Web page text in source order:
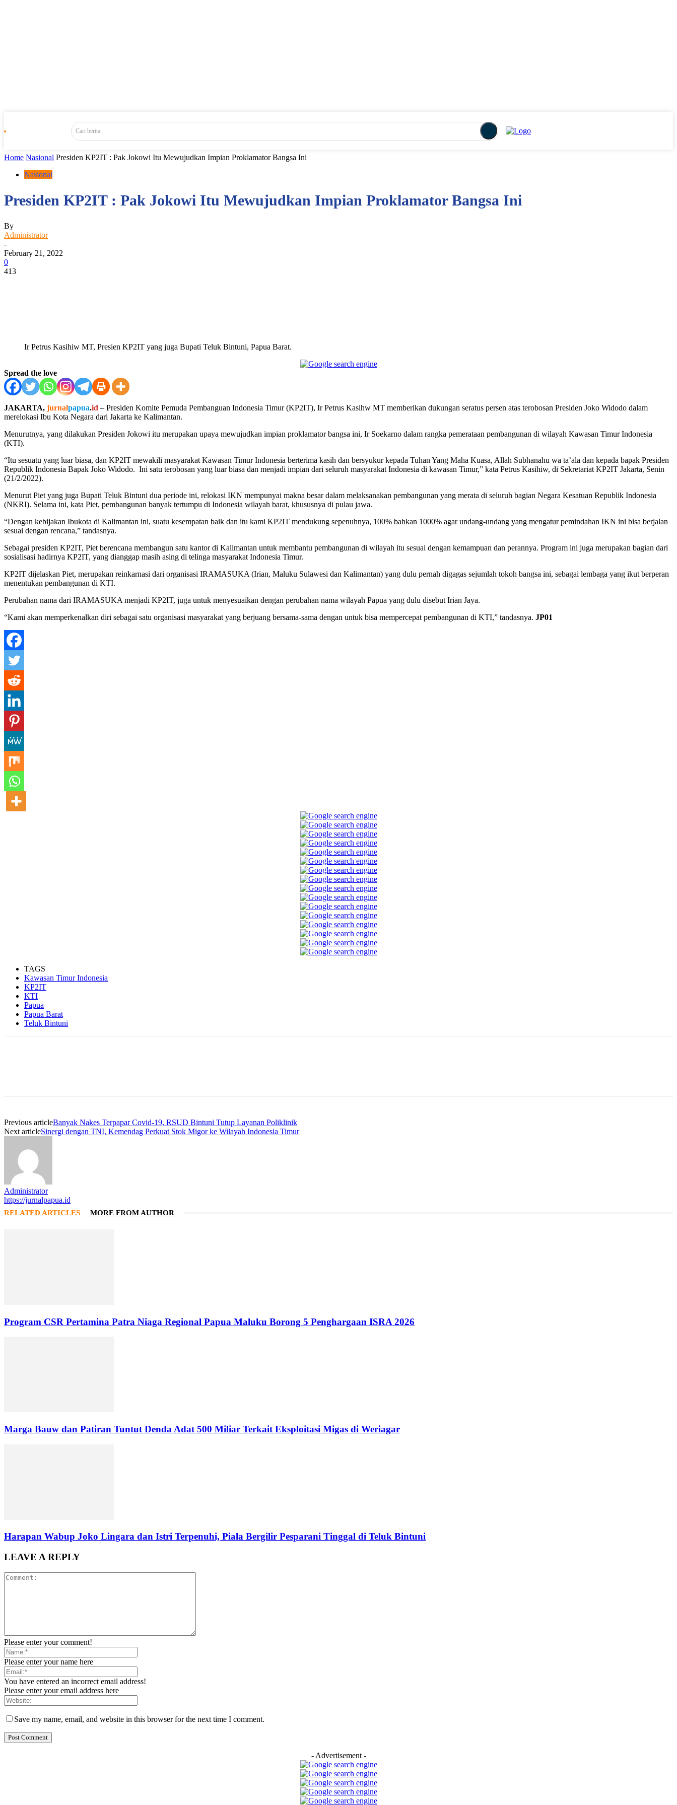
Cari berita
Home Nasional Presiden KP2IT : Pak Jokowi Itu Mewujudkan Impian Proklamator Bangsa Ini
Nasional
Presiden KP2IT : Pak Jokowi Itu Mewujudkan Impian Proklamator Bangsa Ini
By
Administrator
-
February 21, 2022
0
413
Ir Petrus Kasihiw MT, Presien KP2IT yang juga Bupati Teluk Bintuni, Papua Barat.
Spread the love
JAKARTA, jurnalpapua.id – Presiden Komite Pemuda Pembanguan Indonesia Timur (KP2IT), Ir Petrus Kasihw MT memberikan dukungan seratus persen atas terobosan Presiden Joko Widodo dalam
merelokasi Ibu Kota Negara dari Jakarta ke Kalimantan.
Menurutnya, yang dilakukan Presiden Jokowi itu merupakan upaya mewujudkan impian proklamator bangsa ini, Ir Soekarno dalam rangka pemerataan pembangunan di wilayah Kawasan Timur Indonesia
(KTI).
“Itu sesuatu yang luar biasa, dan KP2IT mewakili masyarakat Kawasan Timur Indonesia berterima kasih dan bersyukur kepada Tuhan Yang Maha Kuasa, Allah Subhanahu wa ta’ala dan kepada bapak Presiden
Republik Indonesia Bapak Joko Widodo. Ini satu terobosan yang luar biasa dan menjadi impian dari seluruh masyarakat Indonesia di kawasan Timur,” kata Petrus Kasihiw, di Sekretariat KP2IT Jakarta, Senin
(21/2/2022).
Menurut Piet yang juga Bupati Teluk Bintuni dua periode ini, relokasi IKN mempunyai makna besar dalam melaksanakan pembangunan yang merata di seluruh bagian Negara Kesatuan Republik Indonesia
(NKRI). Selama ini, kata Piet, pembangunan banyak tertumpu di Indonesia wilayah barat, khususnya di pulau jawa.
“Dengan kebijakan Ibukota di Kalimantan ini, suatu kesempatan baik dan itu kami KP2IT mendukung sepenuhnya, 100% bahkan 1000% agar undang-undang yang mengatur pemindahan IKN ini bisa berjalan
sesuai dengan rencana,” tandasnya.
Sebagai presiden KP2IT, Piet berencana membangun satu kantor di Kalimantan untuk membantu pembangunan di wilayah itu sesuai dengan kemampuan dan perannya. Program ini juga merupakan bagian dari
sosialisasi hadirnya KP2IT, yang dianggap masih asing di telinga masyarakat Indonesia Timur.
KP2IT dijelaskan Piet, merupakan reinkarnasi dari organisasi IRAMASUKA (Irian, Maluku Sulawesi dan Kalimantan) yang dulu pernah digagas sejumlah tokoh bangsa ini, sebagai lembaga yang ikut berperan
menentukan pembangunan di KTI.
Perubahan nama dari IRAMASUKA menjadi KP2IT, juga untuk menyesuaikan dengan perubahan nama wilayah Papua yang dulu disebut Irian Jaya.
“Kami akan memperkenalkan diri sebagai satu organisasi masyarakat yang berjuang bersama-sama dengan untuk bisa mempercepat pembangunan di KTI,” tandasnya. JP01
TAGS
Kawasan Timur Indonesia
KP2IT
KTI
Papua
Papua Barat
Teluk Bintuni
Previous articleBanyak Nakes Terpapar Covid-19, RSUD Bintuni Tutup Layanan Poliklinik
Next articleSinergi dengan TNI, Kemendag Perkuat Stok Migor ke Wilayah Indonesia Timur
Administrator
https://jurnalpapua.id
RELATED ARTICLES MORE FROM AUTHOR
Program CSR Pertamina Patra Niaga Regional Papua Maluku Borong 5 Penghargaan ISRA 2026
Marga Bauw dan Patiran Tuntut Denda Adat 500 Miliar Terkait Eksploitasi Migas di Weriagar
Harapan Wabup Joko Lingara dan Istri Terpenuhi, Piala Bergilir Pesparani Tinggal di Teluk Bintuni
LEAVE A REPLY
Please enter your comment!
Please enter your name here
You have entered an incorrect email address!
Please enter your email address here
Save my name, email, and website in this browser for the next time I comment.
- Advertisement -